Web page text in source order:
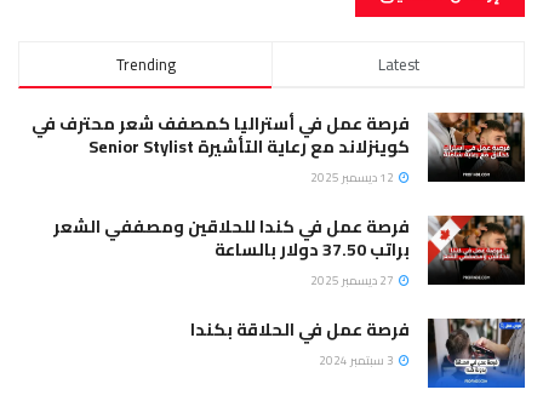
Trending Latest
فرصة عمل في أستراليا كمصفف شعر محترف في
كوينزلاند مع رعاية التأشيرة Senior Stylist
فرصة عمل في كندا للحلاقين ومصففي الشعر
براتب 37.50 دولار بالساعة
فرصة عمل في الحلاقة بكندا